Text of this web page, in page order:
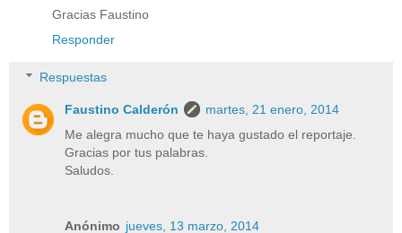
Gracias Faustino
Responder
Respuestas
Faustino Calderón
martes, 21 enero, 2014
Me alegra mucho que te haya gustado el reportaje.
Gracias por tus palabras.
Saludos.
Anónimo jueves, 13 marzo, 2014